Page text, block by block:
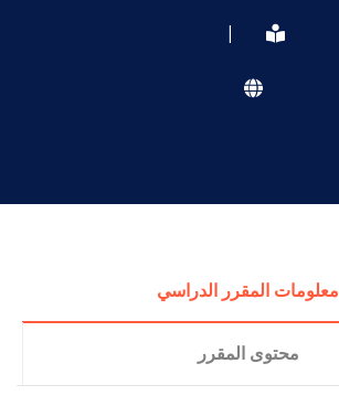
|
معلومات المقرر الدراسي
محتوى المقرر